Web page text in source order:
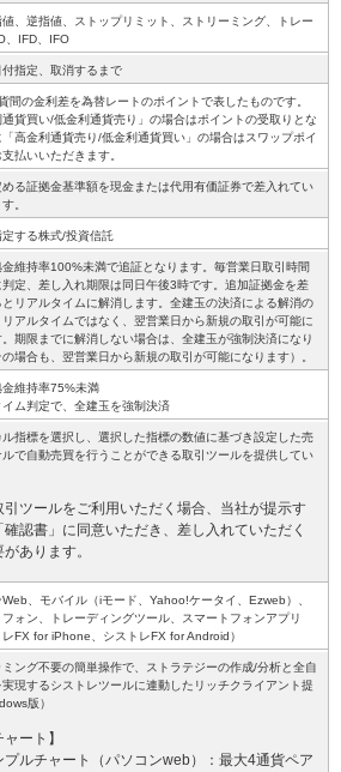
値、逆指値、ストップリミット、ストリーミング、トレー
、IFD、IFO
付指定、取消するまで
間の金利差を為替レートのポイントで表したものです。
通貨買い/低金利通貨売り」の場合はポイントの受取りとな
「高金利通貨売り/低金利通貨買い」の場合はスワップポイ
払いいただきます。
める証拠金基準額を現金または代用有価証券で差入れてい
。
定する株式/投資信託
金維持率100%未満で追証となります。毎営業日取引時間
定、差し入れ期限は同日午後3時です。追加証拠金を差
とリアルタイムに解消します。全建玉の決済による解消の
アルタイムではなく、翌営業日から新規の取引が可能に
期限までに解消しない場合は、全建玉が強制決済になり
の場合も、翌営業日から新規の取引が可能になります）。
金維持率75%未満
イム判定で、全建玉を強制決済
ル指標を選択し、選択した指標の数値に基づき設定した売
ルで自動売買を行うことができる取引ツールを提供してい
引ツールをご利用いただく場合、当社が提示す
確認書」に同意いただき、差し入れていただく
があります。
、モバイル（iモード、Yahoo!ケータイ、Ezweb）、
フォン、トレーディングツール、スマートフォンアプリ
レFX for iPhone、シストレFX for Android）
ミング不要の簡単操作で、ストラテジーの作成/分析と全自
現するシストレツールに連動したリッチクライアント提
版）
ャート】
プルチャート（パソコンweb）：最大4通貨ペア